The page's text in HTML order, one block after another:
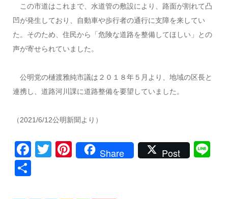
この市道はこれまで、水道管の敷設により、路面が割れて凸
凹が発生しており、自動車や歩行者の通行に支障を来してい
た。そのため、住民から「危険な道路を整備してほしい」との
声が寄せられていました。
公明党の樋渡雅純市議は２０１８年５月より、地域の区長と
連携し、道路河川課に道路整備を要望していました。
（2021/6/12公明新聞より）
Facebook
TwitterPinterest
Share Post